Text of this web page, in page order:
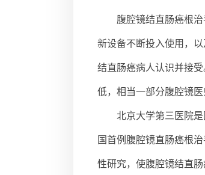
腹腔镜结直肠癌根
新设备不断投入使用，
结直肠癌病人认识并接
低，相当一部分腹腔镜
北京大学第三医院
国首例腹腔镜直肠癌根
性研究，使腹腔镜结直